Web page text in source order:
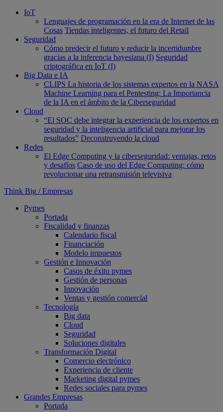
IoT
Lenguajes de programación en la era de Internet de las
Cosas Tiendas inteligentes, el futuro del Retail
Seguridad
Cómo predecir el futuro y reducir la incertidumbre
gracias a la inferencia bayesiana (I) Seguridad
criptográfica en IoT (I)
Big Data e IA
CLIPS La historia de los sistemas expertos en la NASA
Machine Learning para el Pentesting: La Importancia
de la IA en el ámbito de la Ciberseguridad
Cloud
“El SOC debe integrar la experiencia de los expertos en
seguridad y la inteligencia artificial para mejorar los
resultados” Deconstruyendo la cloud
Redes
El Edge Computing y la ciberseguridad: ventajas, retos
y desafíos Caso de uso del Edge Computing: cómo
revolucionar una retransmisión televisiva
Think Big / Empresas
Pymes
Portada
Fiscalidad y finanzas
Calendario fiscal
Financiación
Modelo impuestos
Gestión e Innovación
Casos de éxito pymes
Gestión de personas
Innovación
Ventas y gestión comercial
Tecnología
Big data
Cloud
Seguridad
Soluciones digitales
Transformación Digital
Comercio electrónico
Experiencia de cliente
Marketing digital pymes
Redes sociales para pymes
Grandes Empresas
Portada